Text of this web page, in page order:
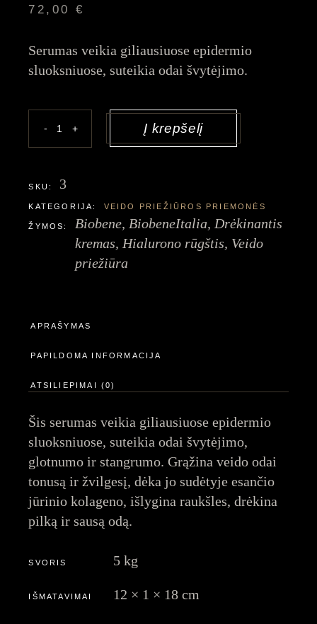
72,00 €
Serumas veikia giliausiuose epidermio
sluoksniuose, suteikia odai švytėjimo.
Serumas su hialurono rūgštimi kiekis
- + Į krepšelį
SKU: 3
KATEGORIJA: VEIDO PRIEŽIŪROS PRIEMONĖS
ŽYMOS: Biobene, BiobeneItalia, Drėkinantis
kremas, Hialurono rūgštis, Veido
priežiūra
APRAŠYMAS
PAPILDOMA INFORMACIJA
ATSILIEPIMAI (0)
Šis serumas veikia giliausiuose epidermio
sluoksniuose, suteikia odai švytėjimo,
glotnumo ir stangrumo. Grąžina veido odai
tonusą ir žvilgesį, dėka jo sudėtyje esančio
jūrinio kolageno, išlygina raukšles, drėkina
pilką ir sausą odą.
SVORIS 5 kg
IŠMATAVIMAI 12 × 1 × 18 cm